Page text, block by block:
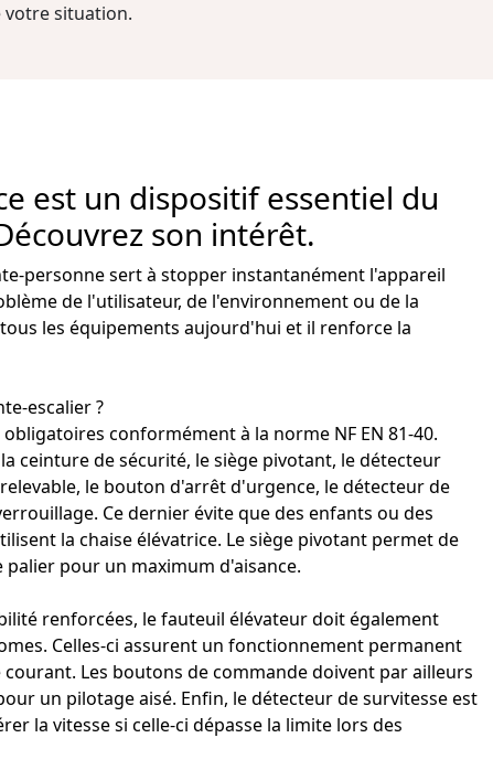
votre situation.
est un dispositif essentiel du
son intérêt.
personne sert à stopper instantanément l'appareil
de l'utilisateur, de l'environnement ou de la
les équipements aujourd'hui et il renforce la
escalier?
conformément à la norme NF EN 81-40.
ceinture de sécurité, le siège pivotant, le détecteur
le bouton d'arrêt d'urgence, ledétecteur de
Ce dernier évite que des enfants ou des
la chaise élévatrice. Le siège pivotant permet de
palier pour un maximum d'aisance.
renforcées, lefauteuil élévateur doit également
Celles-ci assurent un fonctionnement permanent
Les boutons de commande doivent par ailleurs
un pilotage aisé. Enfin, le détecteur de survitesse est
la vitesse si celle-ci dépasse la limite lors des